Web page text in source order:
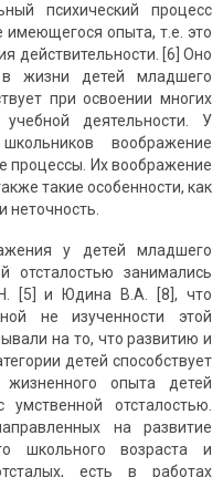
психический процесс
имеющегося опыта, т.е. это
действительности. [6] Оно
жизни детей младшего
при освоении многих
деятельности. У
воображение
процессы. Их воображение
такие особенности, как
неточность.
у детей младшего
отсталостью занимались
[5] и Юдина В.А. [8], что
не изученности этой
на то, что развитию и
детей способствует
опыта детей
отсталостью.
на развитие
школьного возраста и
есть в работах